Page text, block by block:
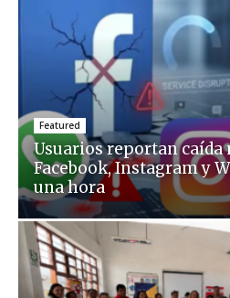
Featured
Usuarios reportan caída
Facebook, Instagram y
una hora